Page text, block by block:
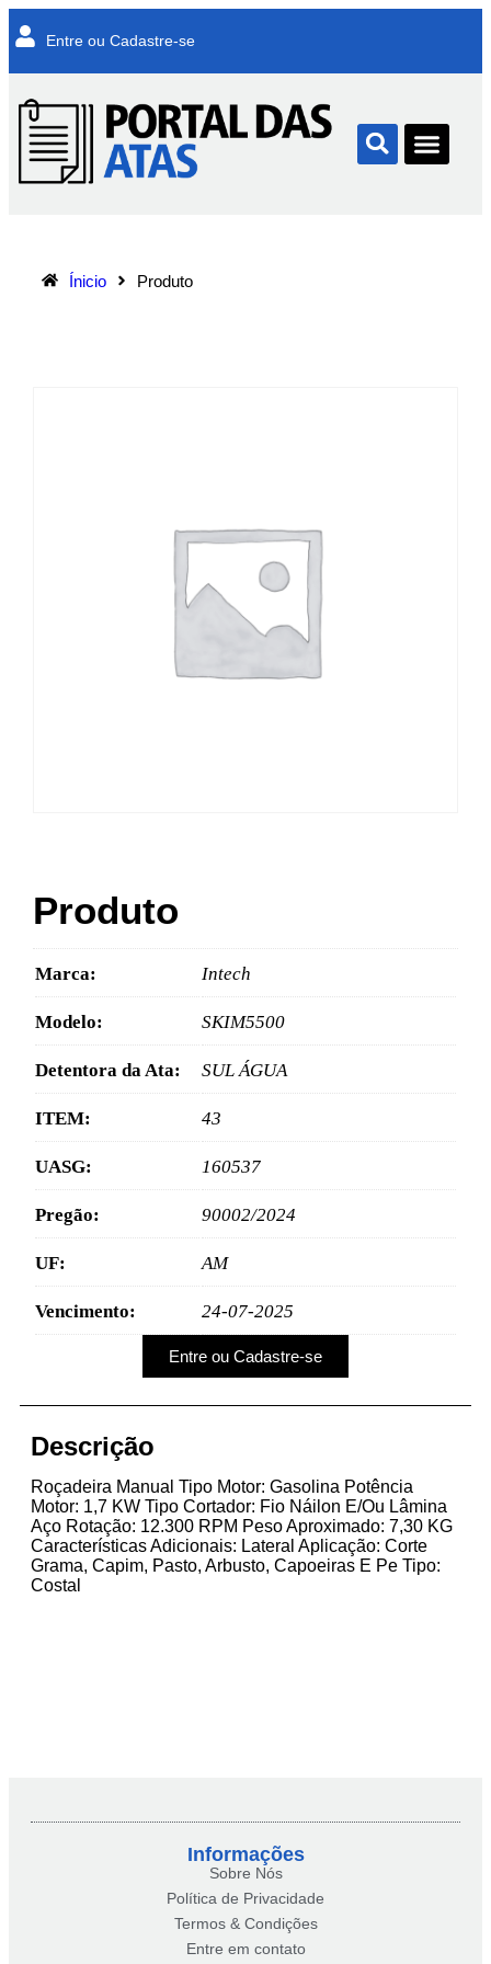
Entre ou Cadastre-se
Ínicio Produto
Produto
Marca: Intech
Modelo: SKIM5500
Detentora da Ata: SUL ÁGUA
ITEM: 43
UASG: 160537
Pregão: 90002/2024
UF: AM
Vencimento: 24-07-2025
Entre ou Cadastre-se
Descrição
Roçadeira Manual Tipo Motor: Gasolina Potência
Motor: 1,7 KW Tipo Cortador: Fio Náilon E/Ou Lâmina
Aço Rotação: 12.300 RPM Peso Aproximado: 7,30 KG
Características Adicionais: Lateral Aplicação: Corte
Grama, Capim, Pasto, Arbusto, Capoeiras E Pe Tipo:
Costal
Informações
Sobre Nós
Política de Privacidade
Termos & Condições
Entre em contato